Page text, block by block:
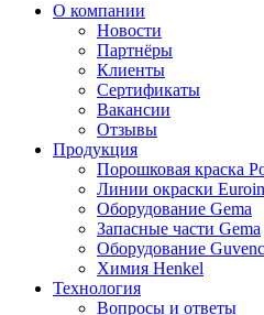
О компании
Новости
Партнёры
Клиенты
Сертификаты
Вакансии
Отзывы
Продукция
Порошковая краска
Линии окраски
Оборудование Gema
Запасные части Gema
Оборудование
Химия Henkel
Технология
Вопросы и ответы